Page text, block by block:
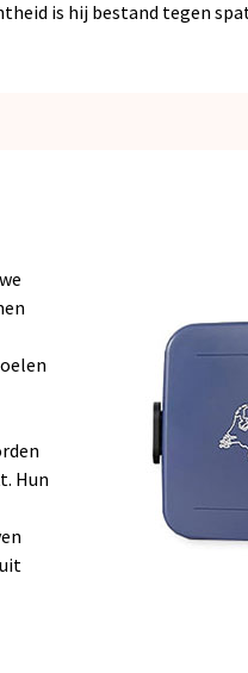
is hij bestand tegen
Hun